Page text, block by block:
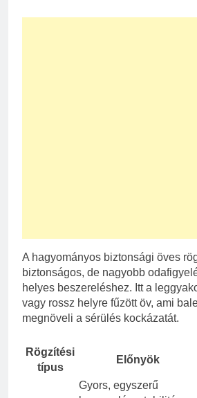
A hagyományos biztonsági öves
biztonságos, de nagyobb
helyes beszereléshez. Itt a
vagy rossz helyre fűzött öv, ami
megnöveli a sérülés kockázatát.
Rögzítési
típus
Előnyök
Gyors, egyszerű